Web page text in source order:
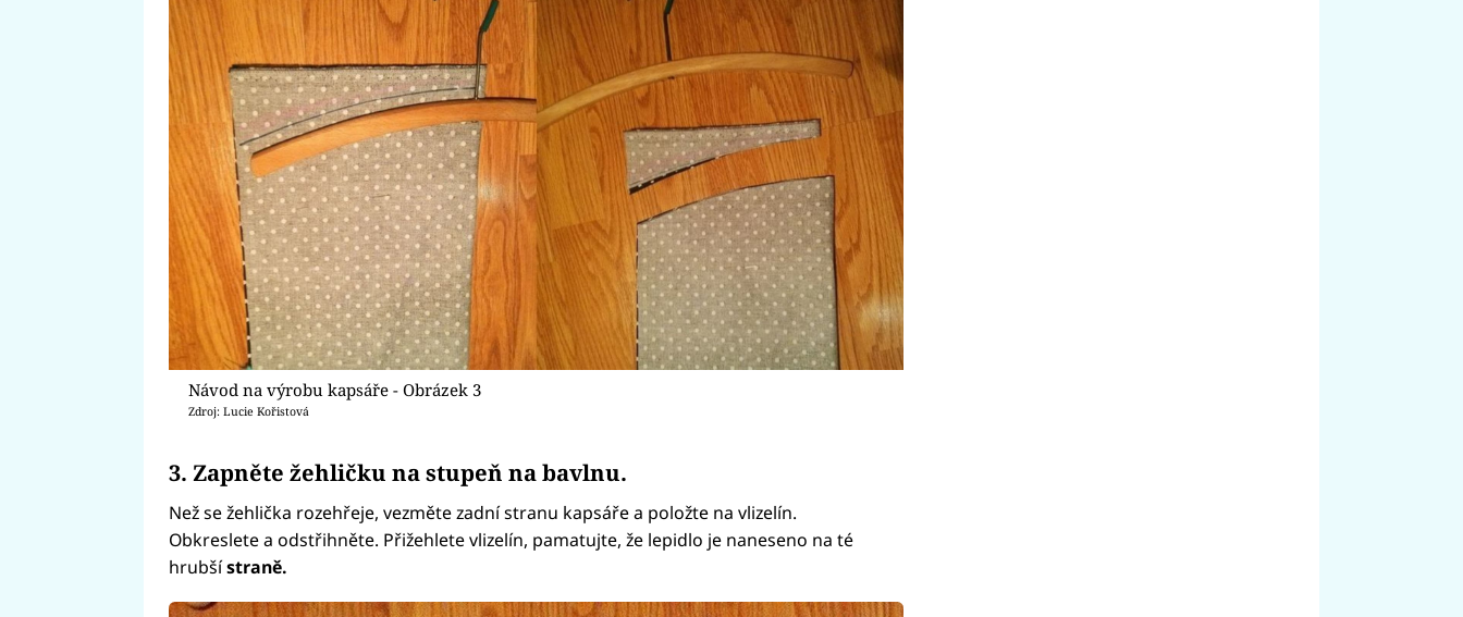
Návod na výrobu kapsáře - Obrázek 3
Zdroj: Lucie Kořistová
3. Zapněte žehličku na stupeň na bavlnu.
Než se žehlička rozehřeje, vezměte zadní stranu kapsáře a položte na vlizelín.
Obkreslete a odstřihněte. Přižehlete vlizelín, pamatujte, že lepidlo je naneseno na té
hrubšístraně.